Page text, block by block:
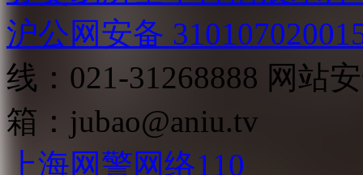
沪公网安备
线：021-31268888 网站
箱： jubao@aniu.tv
上海网警网络110